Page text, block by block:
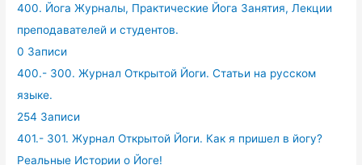
400. Йога Журналы, Практические Йога Занятия, Лекции
преподавателей и студентов.
0 Записи
400.- 300. Журнал Открытой Йоги. Статьи на русском
языке.
254 Записи
401.- 301. Журнал Открытой Йоги. Как я пришел в йогу?
Реальные Истории о Йоге!